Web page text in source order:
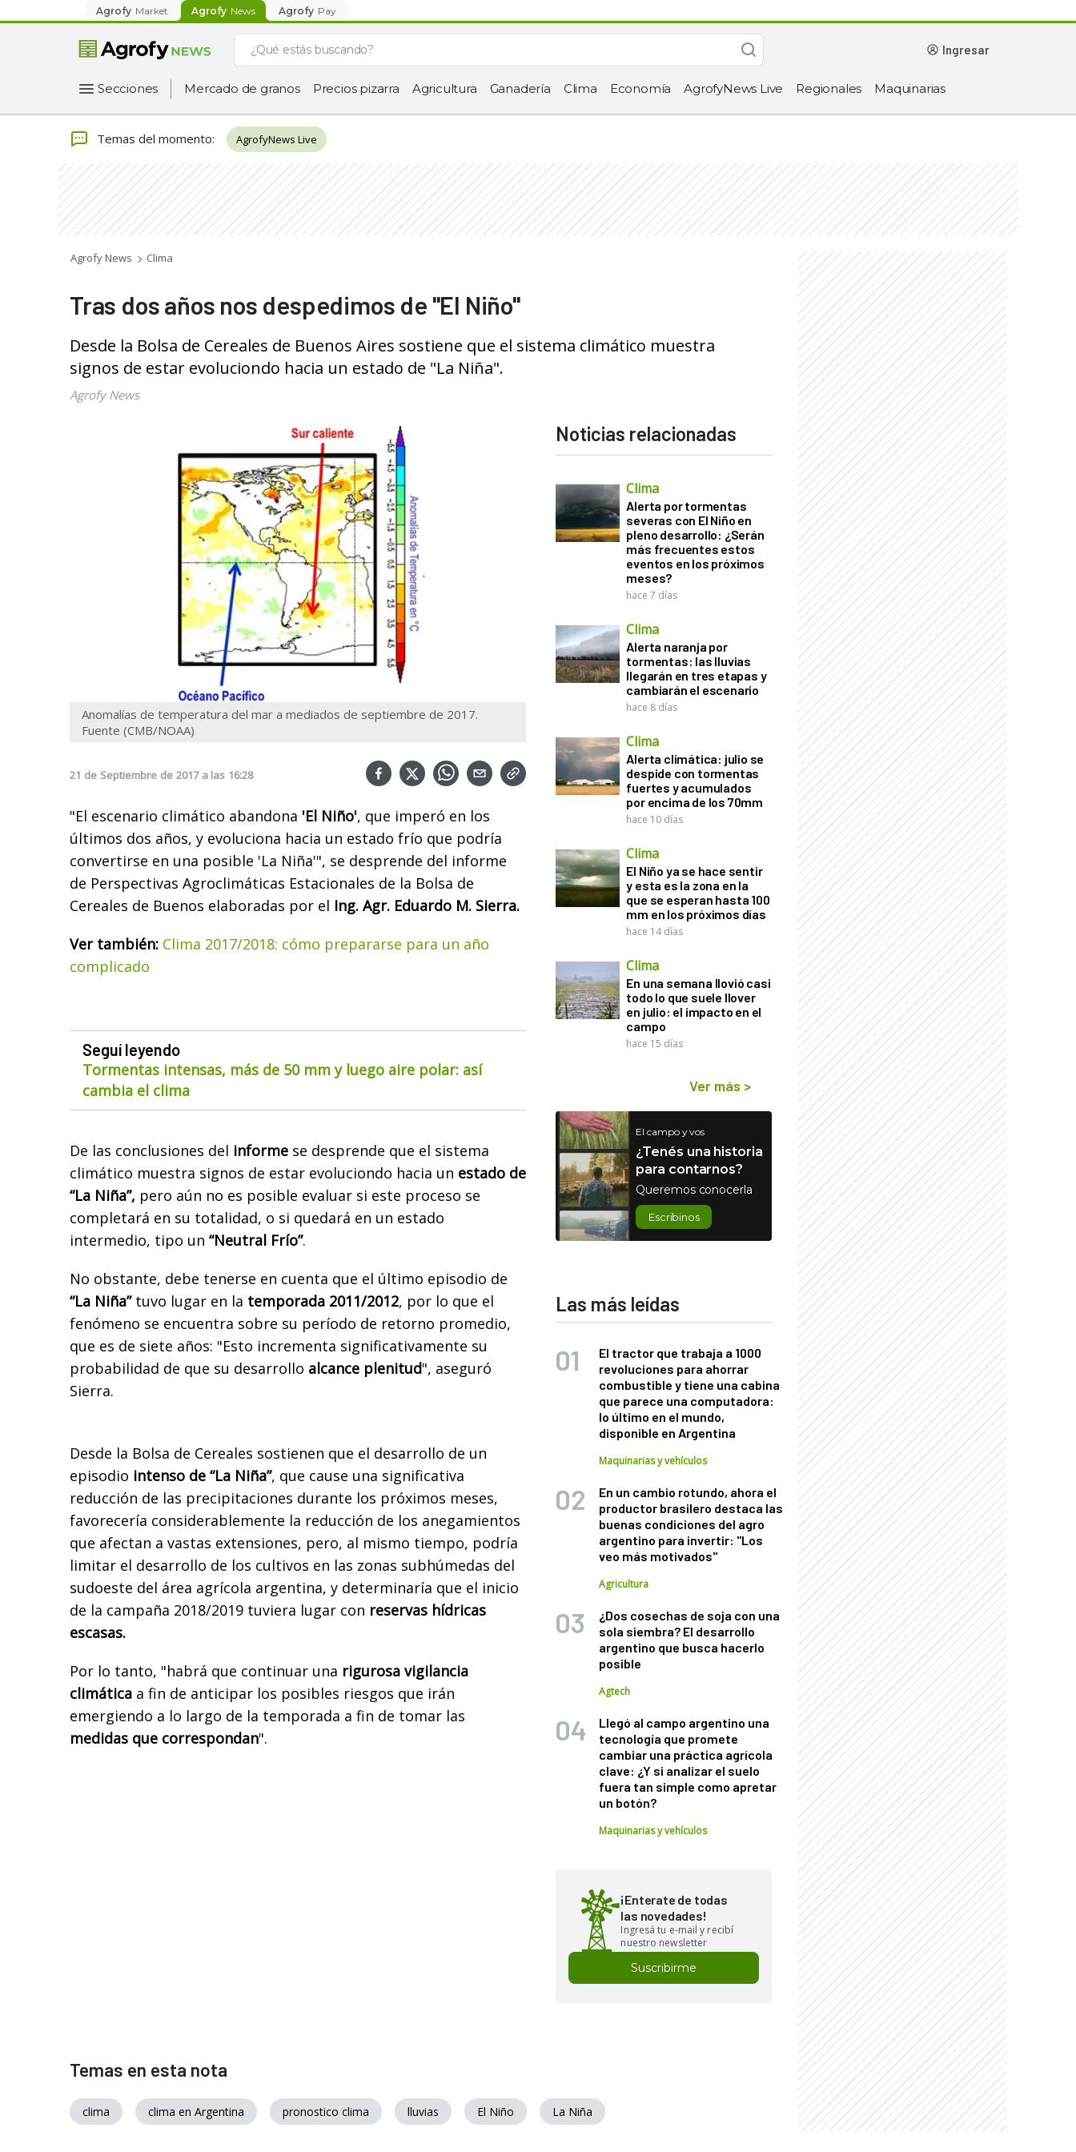
Agrofy Market Agrofy News Agrofy Pay
ingresar
Secciones Mercado de granos Precios pizarra Agricultura Ganadería Clima Economía AgrofyNews Live Regionales Maquinarias
Temas del momento: AgrofyNews Live
Agrofy News Clima
Tras dos años nos despedimos de "El Niño"
Desde la Bolsa de Cereales de Buenos Aires sostiene que el sistema climático muestra
signos de estar evoluciondo hacia un estado de "La Niña".
Agrofy News
Anomalías de temperatura del mar a mediados de septiembre de 2017.
Fuente (CMB/NOAA)
21 de Septiembre de 2017 a las 16:28
"El escenario climático abandona 'El Niño', que imperó en los
últimos dos años, y evoluciona hacia un estado frío que podría
convertirse en una posible 'La Niña'", se desprende del informe
de Perspectivas Agroclimáticas Estacionales de la Bolsa de
Cereales de Buenos elaboradas por el Ing. Agr. Eduardo M. Sierra.
Ver también: Clima 2017/2018: cómo prepararse para un año
complicado
Seguí leyendo
Tormentas intensas, más de 50 mm y luego aire polar: así
cambia el clima
De las conclusiones del informe se desprende que el sistema
climático muestra signos de estar evoluciondo hacia un estado de
“La Niña”, pero aún no es posible evaluar si este proceso se
completará en su totalidad, o si quedará en un estado
intermedio, tipo un “Neutral Frío”.
No obstante, debe tenerse en cuenta que el último episodio de
“La Niña”tuvo lugar en la temporada 2011/2012, por lo que el
fenómeno se encuentra sobre su período de retorno promedio,
que es de siete años: "Esto incrementa significativamente su
probabilidad de que su desarrollo alcance plenitud", aseguró
Sierra.
Desde la Bolsa de Cereales sostienen que el desarrollo de un
episodio intenso de “La Niña”, que cause una significativa
reducción de las precipitaciones durante los próximos meses,
favorecería considerablemente la reducción de los anegamientos
que afectan a vastas extensiones, pero, al mismo tiempo, podría
limitar el desarrollo de los cultivos en las zonas subhúmedas del
sudoeste del área agrícola argentina, y determinaría que el inicio
de la campaña 2018/2019 tuviera lugar con reservas hídricas
escasas.
Por lo tanto, "habrá que continuar una rigurosa vigilancia
climática a fin de anticipar los posibles riesgos que irán
emergiendo a lo largo de la temporada a fin de tomar las
medidas que correspondan".
Noticias relacionadas
Clima
Alerta por tormentas
severas con El Niño en
pleno desarrollo: ¿Serán
más frecuentes estos
eventos en los próximos
meses?
hace 7 días
Clima
Alerta naranja por
tormentas: las lluvias
llegarán en tres etapas y
cambiarán el escenario
hace 8 días
Clima
Alerta climática: julio se
despide con tormentas
fuertes y acumulados
por encima de los 70mm
hace 10 días
Clima
El Niño ya se hace sentir
y esta es la zona en la
que se esperan hasta 100
mm en los próximos días
hace 14 días
Clima
En una semana llovió casi
todo lo que suele llover
en julio: el impacto en el
campo
hace 15 días
Ver más >
El campo y vos
¿Tenés una historia
para contarnos?
Queremos conocerla
Escribinos
Las más leídas
El tractor que trabaja a 1000
revoluciones para ahorrar
combustible y tiene una cabina
que parece una computadora:
lo último en el mundo,
disponible en Argentina
Maquinarias y vehículos
En un cambio rotundo, ahora el
productor brasilero destaca las
buenas condiciones del agro
argentino para invertir: "Los
veo más motivados"
Agricultura
¿Dos cosechas de soja con una
sola siembra? El desarrollo
argentino que busca hacerlo
posible
Agtech
Llegó al campo argentino una
tecnología que promete
cambiar una práctica agrícola
clave: ¿Y si analizar el suelo
fuera tan simple como apretar
un botón?
Maquinarias y vehículos
¡Enterate de todas
las novedades!
Ingresá tu e-mail y recibí
nuestro newsletter
Suscribirme
Temas en esta nota
clima clima en Argentina pronostico clima lluvias El Niño La Niña